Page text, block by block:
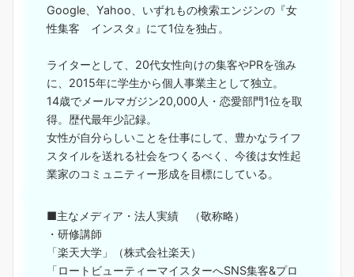
Google、Yahoo、いずれもの検索エンジンの『女
性集客 インスタ』にて1位を独占。
ライターとして、20代女性向けの集客やPRを強み
に、2015年に学生から個人事業主として独立。
14歳でメールマガジン20,000人・恋愛部門1位を取
得。歴代最年少記録。
女性が自分らしいことを仕事にして、豊かなライフ
スタイルを送れる社会をつくるべく、今後は女性起
業家のコミュニティー形成を目標にしている。
■主なメディア・法人実績 （敬称略）
・研修講師
「楽天大学」（株式会社楽天）
「ロートビューティーマイスターへSNS集客&プロ